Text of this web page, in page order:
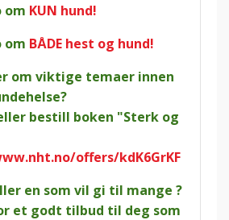
om KUN hund!
om BÅDE hest og hund!
om viktige temaer innen
bestill boken "Sterk og
offers/kdK6GrKF
en som vil gi til mange ?
et godt tilbud til deg som